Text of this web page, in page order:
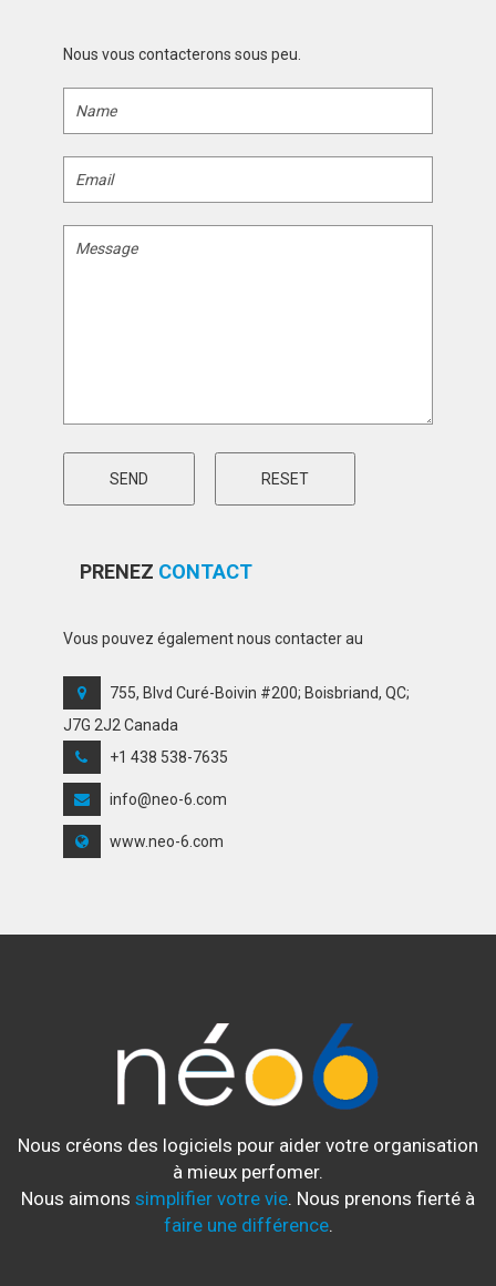
Nous vous contacterons sous peu.
PRENEZ CONTACT
Vous pouvez également nous contacter au
755, Blvd Curé-Boivin #200; Boisbriand, QC;
J7G 2J2 Canada
+1 438 538-7635
info@neo-6.com
www.neo-6.com
Nous créons des logiciels pour aider votre organisation
à mieux perfomer.
Nous aimons simplifier votre vie. Nous prenons fierté à
faire une différence.